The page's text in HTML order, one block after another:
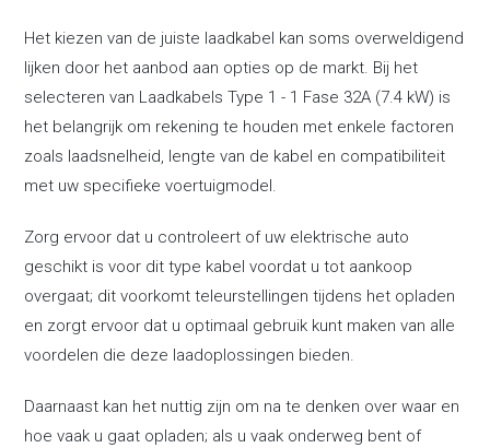
Het kiezen van de juiste laadkabel kan soms overweldigend
lijken door het aanbod aan opties op de markt. Bij het
selecteren van Laadkabels Type 1 - 1 Fase 32A (7.4 kW) is
het belangrijk om rekening te houden met enkele factoren
zoals laadsnelheid, lengte van de kabel en compatibiliteit
met uw specifieke voertuigmodel.
Zorg ervoor dat u controleert of uw elektrische auto
geschikt is voor dit type kabel voordat u tot aankoop
overgaat; dit voorkomt teleurstellingen tijdens het opladen
en zorgt ervoor dat u optimaal gebruik kunt maken van alle
voordelen die deze laadoplossingen bieden.
Daarnaast kan het nuttig zijn om na te denken over waar en
hoe vaak u gaat opladen; als u vaak onderweg bent of